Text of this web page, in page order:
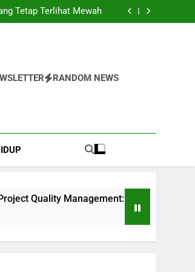
Bisnis
Tetap Terlihat Mewah
Awal Mewujudkan Total
Mendukung Kegiatan
Awal Mewujudkan Total
Quality Management
Praktis Tanpa Ribet
RANDOM NEWS
Quality Management: Langkah Awal